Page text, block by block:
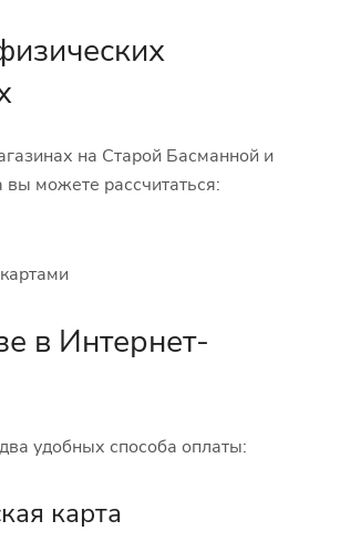
на Старой Басманной и
можете рассчитаться:
в Интернет-
удобных способа оплаты:
карта